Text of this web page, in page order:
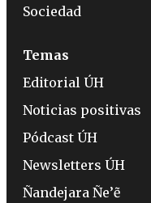
Sociedad
Temas
Editorial ÚH
Noticias positivas
Pódcast ÚH
Newsletters ÚH
Ñandejara Ñe’ẽ